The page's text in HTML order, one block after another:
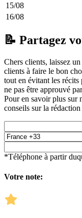
15/08
16/08
📝 Partagez
Chers clients, laissez
clients à faire le bon
tout en évitant les
ne pas être approuvé
Pour en savoir plus sur
conseils sur la
*Téléphone à partir
Votre note: